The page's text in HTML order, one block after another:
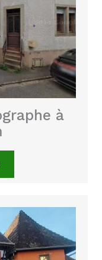
à